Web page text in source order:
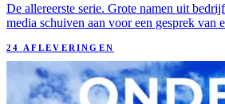
De allereerste serie. Grote namen uit
media schuiven aan voor een gesprek van
24 AFLEVERINGEN